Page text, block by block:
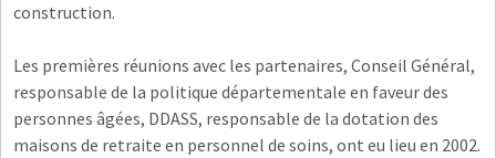
construction.
Les premières réunions avec les partenaires, Conseil Général,
responsable de la politique départementale en faveur des
personnes âgées, DDASS, responsable de la dotation des
maisons de retraite en personnel de soins, ont eu lieu en 2002.